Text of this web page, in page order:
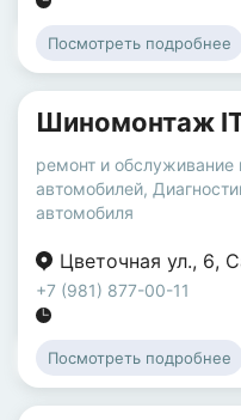
Посмотреть подробнее
Шиномонтаж
ремонт и обслуживание
автомобилей,
автомобиля
Цветочная ул., 6,
+7 (981) 877-00-11
Посмотреть подробнее